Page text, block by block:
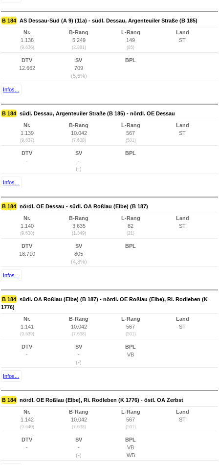
B 184 AS Dessau-Süd (A 9) (11a) - südl. Dessau, Argenteuiler Straße (B 185)
Nr.
1.138
(9.636)
B-Rang
5.249
(2.881)
L-Rang
149
(85)
Land
ST
DTV
12.662
SV
709
(5,6%)
BPL
Infos...
B 184 südl. Dessau, Argenteuiler Straße (B 185) - nördl. OE Dessau
Nr.
1.139
(9.637)
B-Rang
10.042
(7.638)
L-Rang
567
(501)
Land
ST
DTV
-
SV
-
(-)
BPL
Infos...
B 184 nördl. OE Dessau - südl. OA Roßlau (Elbe) (B 187)
Nr.
1.140
(9.638)
B-Rang
3.635
(1.349)
L-Rang
82
(21)
Land
ST
DTV
18.710
SV
805
(4,3%)
BPL
Infos...
B 184 südl. OA Roßlau (Elbe) (B 187) - nördl. OE Roßlau (Elbe), Ri. Rodleben (K
1776)
Nr.
1.141
(9.639)
B-Rang
10.042
(7.638)
L-Rang
567
(501)
Land
ST
DTV
-
SV
-
(-)
BPL
VB
Infos...
B 184 nördl. OE Roßlau (Elbe), Ri. Rodleben (K 1776) - östl. OA Zerbst
Nr.
1.142
(9.640)
B-Rang
10.042
(7.638)
L-Rang
567
(501)
Land
ST
DTV
-
SV
-
(-)
BPL
VB
WB